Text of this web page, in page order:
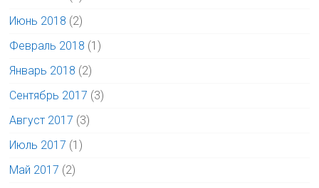
Июнь 2018 (2)
Февраль 2018 (1)
Январь 2018 (2)
Сентябрь 2017 (3)
Август 2017 (3)
Июль 2017 (1)
Май 2017 (2)